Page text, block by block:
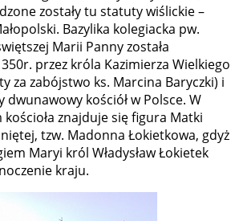
zostały tu statuty wiślickie –
Bazylika kolegiacka pw.
Marii Panny została
przez króla Kazimierza Wielkiego
za zabójstwo ks. Marcina Baryczki) i
kościół w Polsce. W
kościoła znajduje się figura Matki
tzw. Madonna Łokietkowa, gdyż
Maryi król Władysław Łokietek
kraju.